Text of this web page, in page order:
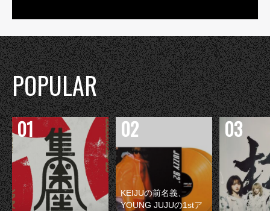
POPULAR
KEIJUの前名義、
YOUNG JUJUの1stア